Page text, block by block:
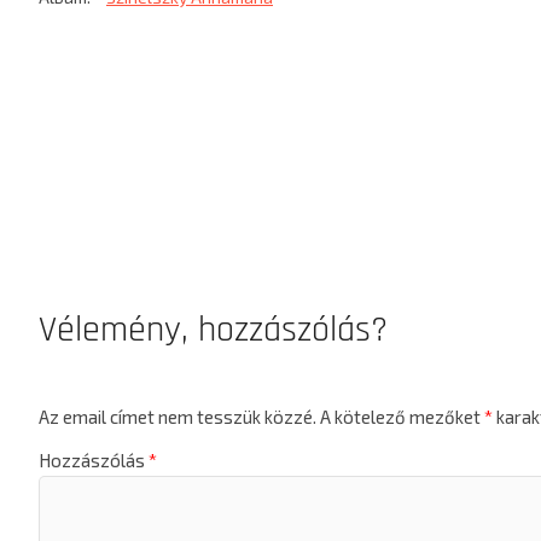
Vélemény, hozzászólás?
Az email címet nem tesszük közzé. A kötelező mezőket*
Hozzászólás *